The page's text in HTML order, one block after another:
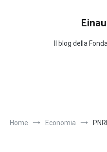
Il blog della
Home Economia